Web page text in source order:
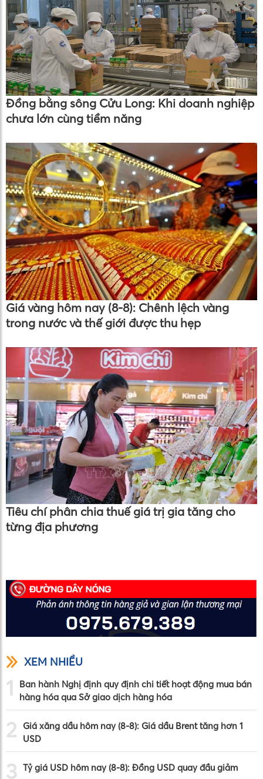
Đồng bằng sông Cửu Long: Khi doanh nghiệp
chưa lớn cùng tiềm năng
Giá vàng hôm nay (8-8): Chênh lệch vàng
trong nước và thế giới được thu hẹp
Tiêu chí phân chia thuế giá trị gia tăng cho
từng địa phương
XEM NHIỀU
1
Ban hành Nghị định quy định chi tiết hoạt động mua bán
hàng hóa qua Sở giao dịch hàng hóa
2
Giá xăng dầu hôm nay (8-8): Giá dầu Brent tăng hơn 1
USD
3 Tỷ giá USD hôm nay (8-8): Đồng USD quay đầu giảm